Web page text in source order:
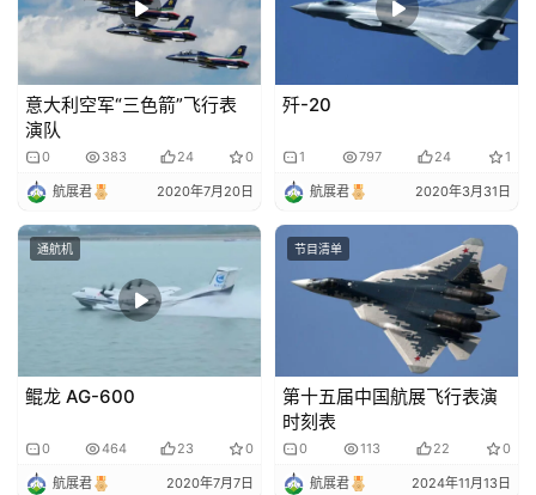
栏
目
专
题
简
讯
主
登录 注册
意大利空军“三色箭”飞行表
演队
0 383 24 0
航展君 2020年7月20日
歼-20
1 797 24 1
航展君 2020年3月31日
通航机
鲲龙 AG-600
0 464 23 0
航展君 2020年7月7日
节目清单
第十五届中国航展飞行表演
时刻表
0 113 22 0
航展君 2024年11月13日